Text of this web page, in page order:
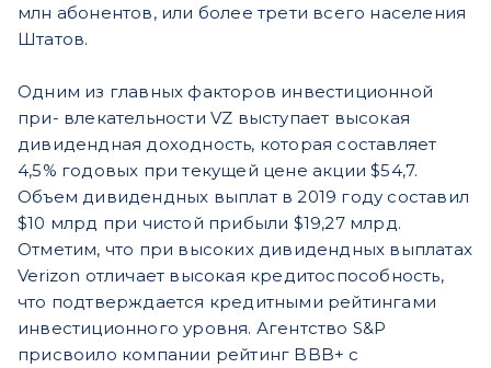
млн абонентов, или более трети всего населения
Штатов.
Одним из главных факторов инвестиционной
при- влекательности VZ выступает высокая
дивидендная доходность, которая составляет
4,5% годовых при текущей цене акции $54,7.
Объем дивидендных выплат в 2019 году составил
$10 млрд при чистой прибыли $19,27 млрд.
Отметим, что при высоких дивидендных выплатах
Verizon отличает высокая кредитоспособность,
что подтверждается кредитными рейтингами
инвестиционного уровня. Агентство S&P
присвоило компании рейтинг BBB+ с